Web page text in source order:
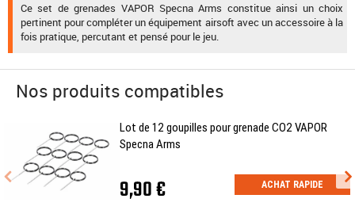
Ce set de grenades VAPOR Specna Arms constitue ainsi un choix
pertinent pour compléter un équipement airsoft avec un accessoire à la
fois pratique, percutant et pensé pour le jeu.
Nos produits compatibles
Lot de 12 goupilles pour grenade CO2 VAPOR
Specna Arms
9,90 € ACHAT RAPIDE